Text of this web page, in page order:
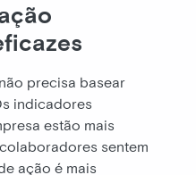
precisa basear
indicadores
estão mais
sentem
ação é mais